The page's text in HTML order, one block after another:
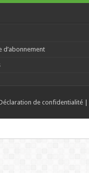
d’abonnement
de confidentialité|